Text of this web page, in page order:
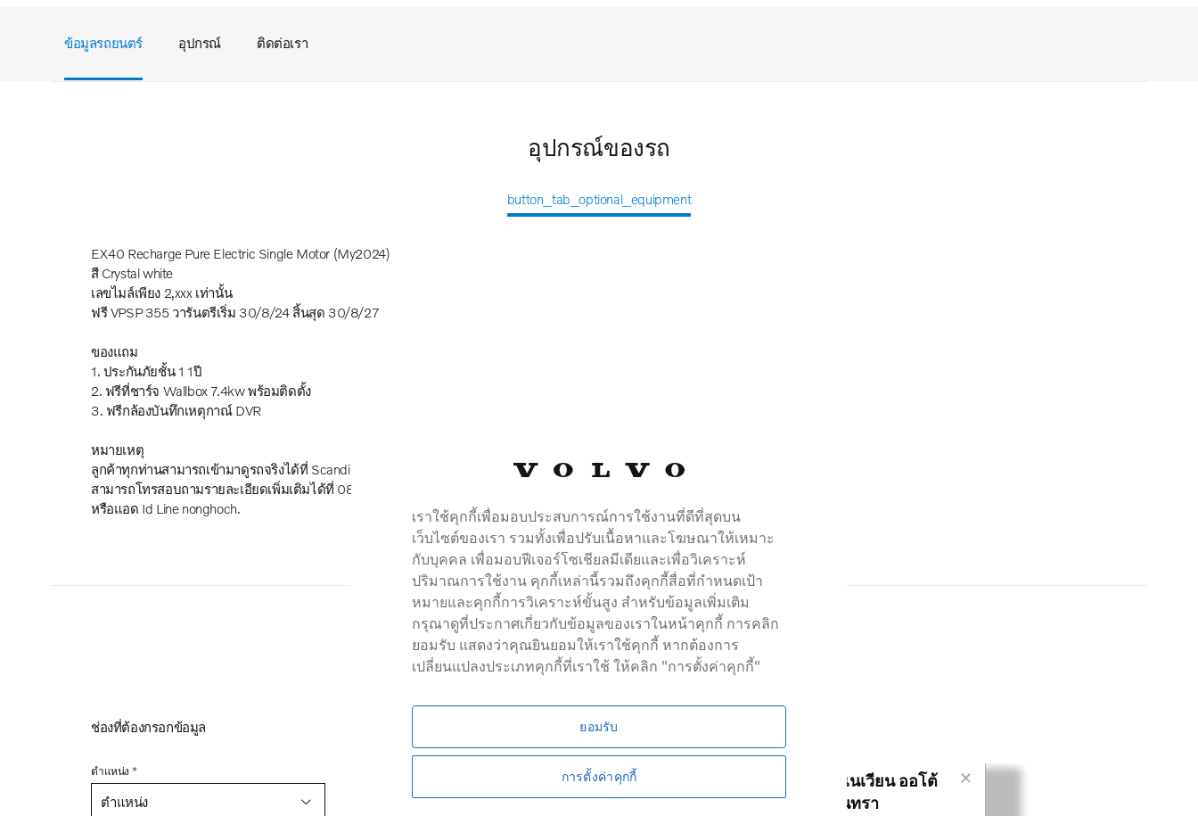
ข้อมูลรถยนตร์ อุปกรณ์ ติดต่อเรา
อุปกรณ์ของรถ
button_tab_optional_equipment
EX40 Recharge Pure Electric Single Motor (My2024)
สี Crystal white
เลขไมล์เพียง 2,xxx เท่านั้น
ฟรี VPSP 355 วารันตรีเริ่ม 30/8/24 สิ้นสุด 30/8/27
ของแถม
1. ประกันภัยชั้น 1 1ปี
2. ฟรีที่ชาร์จ Wallbox 7.4kw พร้อมติดตั้ง
3. ฟรีกล้องบันทึกเหตุกาณ์ DVR
หมายเหตุ
ลูกค้าทุกท่านสามารถเข้ามาดูรถจริงได้ที่ Scandinavian Auto สาขารามอินทรา
สามารถโทรสอบถามรายละเอียดเพิ่มเติมได้ที่ 083-363-2397 คุณบอล
หรือแอด Id Line nonghoch.
ติดต่อผู้จัดจำหน่าย / ที่ทำการของผู้จัดจำหน่าย
ช่องที่ต้องกรอกข้อมูล
ตำแหน่ง *
ตำแหน่ง
เราใช้คุกกี้เพื่อมอบประสบการณ์การใช้งานที่ดีที่สุดบน
เว็บไซต์ของเรา รวมทั้งเพื่อปรับเนื้อหาและโฆษณาให้เหมาะ
กับบุคคล เพื่อมอบฟีเจอร์โซเชียลมีเดียและเพื่อวิเคราะห์
ปริมาณการใช้งาน คุกกี้เหล่านี้รวมถึงคุกกี้สื่อที่กำหนดเป้า
หมายและคุกกี้การวิเคราะห์ขั้นสูง สำหรับข้อมูลเพิ่มเติม
กรุณาดูที่ประกาศเกี่ยวกับข้อมูลของเราในหน้าคุกกี้ การคลิก
ยอมรับ แสดงว่าคุณยินยอมให้เราใช้คุกกี้ หากต้องการ
เปลี่ยนแปลงประเภทคุกกี้ที่เราใช้ ให้คลิก "การตั้งค่าคุกกี้"
ยอมรับ
การตั้งค่าคุกกี้